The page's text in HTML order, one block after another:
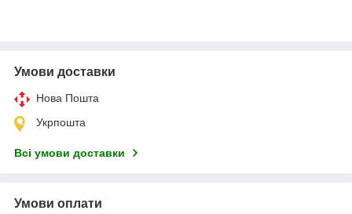
Умови доставки
Нова Пошта
Укрпошта
Всі умови доставки
Умови оплати